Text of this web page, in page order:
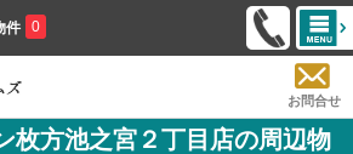
件 0
お問合せ
枚方池之宮２丁目店の周辺物